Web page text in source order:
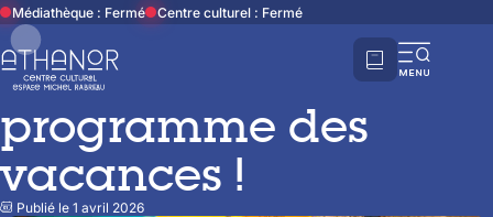
Centre culturel : Fermé
Médiathèque : Fermé
Découvrez le
programme des
vacances !
Publié le 1 avril 2026
Partager cette page
Accueil Actualités Découvrez le programme des vacances !